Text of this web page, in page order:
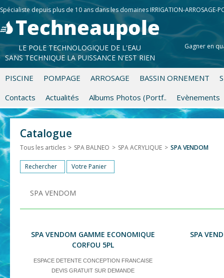
Spécialiste depuis plus de 10 ans dans les domaines IRRIGATION-ARROSAGE-
Gagner en
LE POLE TECHNOLOGIQUE DE L'EAU
SANS TECHNIQUE LA PUISSANCE N'EST RIEN
PISCINE POMPAGE ARROSAGE BASSIN ORNEMENT
Contacts
Actualités Albums Photos (Portf.. Evènements
Catalogue
Tous les articles > SPA BALNEO > SPA ACRYLIQUE > SPA VENDOM
Rechercher Votre Panier
SPA VENDOM
SPA VENDOM GAMME ECONOMIQUE
CORFOU 5PL
ESPACE DETENTE CONCEPTION FRANCAISE
DEVIS GRATUIT SUR DEMANDE
SPA